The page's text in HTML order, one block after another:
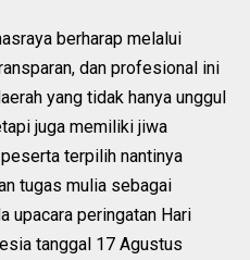
berharap melalui
dan profesional ini
yang tidak hanya unggul
juga memiliki jiwa
terpilih nantinya
tugas mulia sebagai
upacara peringatan Hari
tanggal 17 Agustus